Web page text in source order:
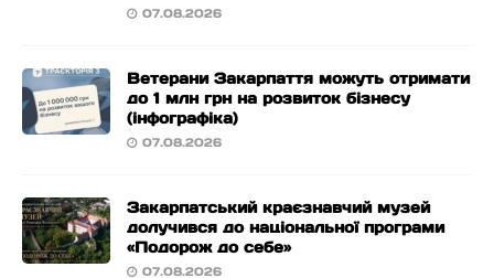
07.08.2026
Ветерани Закарпаття можуть отримати
до 1 млн грн на розвиток бізнесу
(інфографіка)
07.08.2026
Закарпатський краєзнавчий музей
долучився до національної програми
«Подорож до себе»
07.08.2026